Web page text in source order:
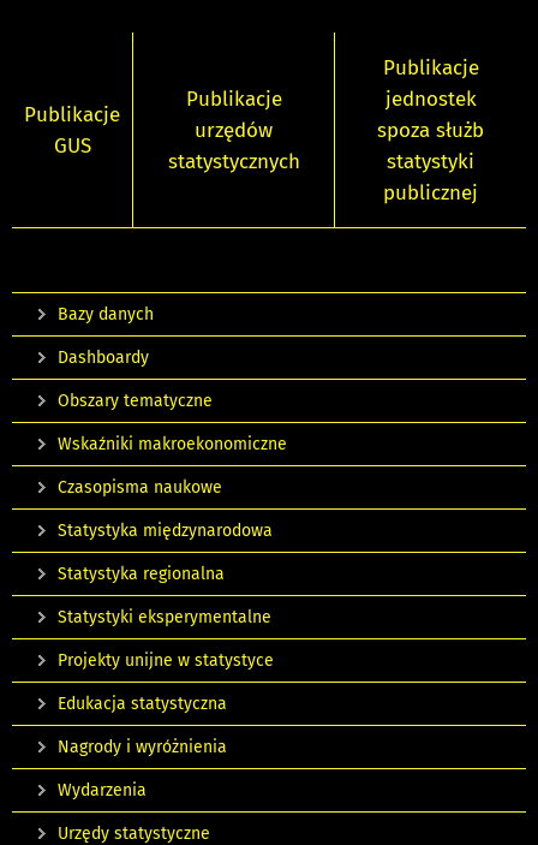
Publikacje
GUS
Publikacje
urzędów
statystycznych
Publikacje
jednostek
spoza służb
statystyki
publicznej
Bazy danych
Dashboardy
Obszary tematyczne
Wskaźniki makroekonomiczne
Czasopisma naukowe
Statystyka międzynarodowa
Statystyka regionalna
Statystyki eksperymentalne
Projekty unijne w statystyce
Edukacja statystyczna
Nagrody i wyróżnienia
Wydarzenia
Urzędy statystyczne